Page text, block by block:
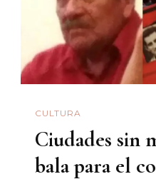
CULTURA
Ciudades sin
bala para el